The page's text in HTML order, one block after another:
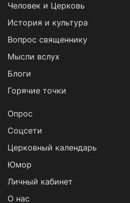
Человек и Церковь
История и культура
Вопрос священнику
Мысли вслух
Блоги
Горячие точки
Опрос
Cоцсети
Церковный календарь
Юмор
Личный кабинет
О нас